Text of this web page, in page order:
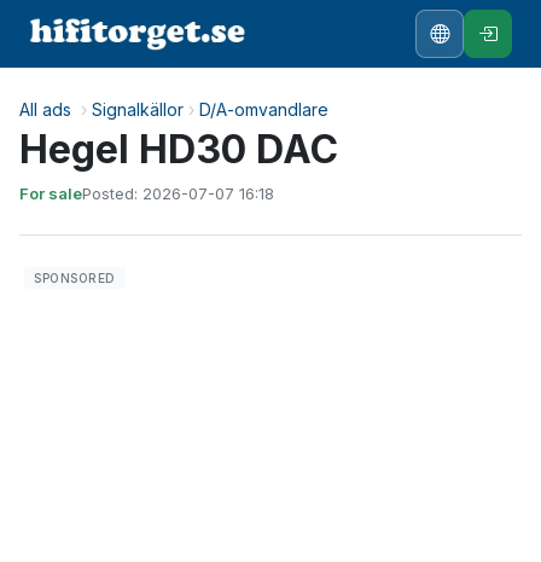
All ads › Signalkällor › D/A-omvandlare
Hegel HD30 DAC
For salePosted: 2026-07-07 16:18